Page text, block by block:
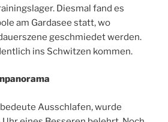
Diesmal fand es
am Gardasee statt, wo
geschmiedet werden.
ins Schwitzen kommen.
Ausschlafen, wurde